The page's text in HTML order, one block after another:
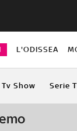
L'ODISSEA
Tv Show Serie